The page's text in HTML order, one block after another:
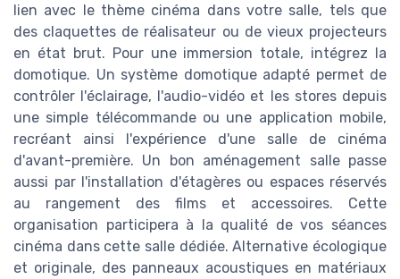
lien avec le thème cinéma dans votre salle, tels que
des claquettes de réalisateur ou de vieux projecteurs
en état brut. Pour une immersion totale, intégrez la
domotique. Un système domotique adapté permet de
contrôler l'éclairage, l'audio-vidéo et les stores depuis
une simple télécommande ou une application mobile,
recréant ainsi l'expérience d'une salle de cinéma
d'avant-première. Un bon aménagement salle passe
aussi par l'installation d'étagères ou espaces réservés
au rangement des films et accessoires. Cette
organisation participera à la qualité de vos séances
cinéma dans cette salle dédiée. Alternative écologique
et originale, des panneaux acoustiques en matériaux